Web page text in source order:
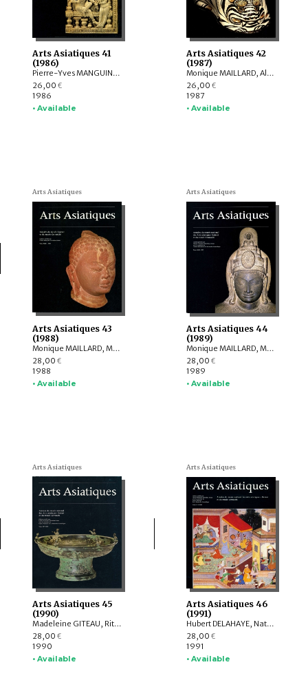
Arts Asiatiques 41
(1986)
Pierre-Yves MANGUIN, Monique MAILLARD, Viktor I. SARIANIDI, Gilles BÉGUIN, Amina OKADA, François BERTHIER, Jean-François JARRIGE, Francine TISSOT, Robert JERA-BEZARD, Fernand MEYER, Nazimuddin Ahmed, John SANDAY, Maud GIRARD-GESLAN, Francis RICHARD, Th. de SONNEVILLE-DAVID
26,00 €
1986
• Available
Arts Asiatiques 42
(1987)
Monique MAILLARD, Alain THOTE, Monique KERVRAN, François BERTHIER, Francis MACOUIN, Bernard FRANK, Catherine JARRIGE, Robert JERA-BEZARD, Yoshiro IMAEDA, Françoise POMMARET, WANG Binhua, Annie BERTHIER, Margaret MEDLEY, Jacques GIES
26,00 €
1987
• Available
Arts Asiatiques
Arts Asiatiques 43
(1988)
Monique MAILLARD, Michèle Pirazzoli-t'Serstevens, Jean-Paul DESROCHES, Robert W. BAGLEY, Amina OKADA, Catherine JARRIGE, Anne CHAYET, Caroline GYSS-VERMANDE, Francine TISSOT, Frederick M. ASHER, Sébastien MÉMET, Michel ARIS, Anne-Marie BLONDEAU, YANG Xizhang, Antoine DURAND, Jean SKARBEK, T.M. ATAKHANOV, Jeannine AUBOYER, Bruno DAGENS, Fernand MEYER
28,00 €
1988
• Available
Arts Asiatiques
Arts Asiatiques 44
(1989)
Monique MAILLARD, Michèle Pirazzoli-t'Serstevens, Jean BOISSELIER, Alain THOTE, Lothar VON FALKENHAUSEN, Jessica RAWSON, Gilles BÉGUIN, Roland BESENVAL, Francis MACOUIN, Abdullah ISAKOV, W.-H. SIDDIQI, Charles HIGHAM, France DRILHON, Robert JERA-BEZARD, Craig CLUNAS, Albert LE BONHEUR, Gabriel P. WEISBERG, Geneviève LACAMBRE, Paul BERNARD
28,00 €
1989
• Available
Arts Asiatiques
Arts Asiatiques 45
(1990)
Madeleine GITEAU, Rita H. RÉGNIER, Henri-Paul FRANCFORT, Alain THOTE, Amina OKADA, François BERTHIER, Claudine BAUTZE-PICRON, Catherine JARRIGE, Caroline GYSS-VERMANDE, Daniel KLODZINSKI, Georges MASCLE, Nathalie LAPIERRE, T.S. VASILENKO, Louis BAZIN, Régine THIRIEZ, O.-s. ANN-BARON, Victor S. SOLOV'ËV, Francine TISSOT
28,00 €
1990
• Available
Arts Asiatiques
Arts Asiatiques 46
(1991)
Hubert DELAHAYE, Natalia POLOS’MAK, Amina OKADA, François BERTHIER, Helmut LOOFS-WISSOWA, Pascale DOLFUS, Anne CHAYET, Corneille JEST, Elizabeth CHILDS-JOHNSON, Caroline GYSS-VERMANDE, Pierre AMIET, Jean-Marie SIMONET, Jean-François BILLETER
28,00 €
1991
• Available